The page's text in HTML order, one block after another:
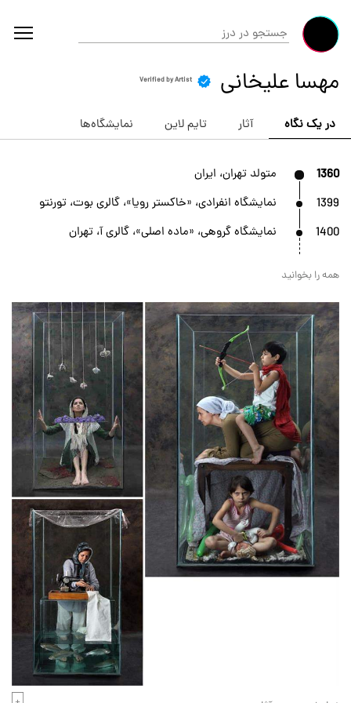
مهسا علیخانی Verified by Artist
در یک نگاه آثار تایم لاین نمایشگاه‌ها
1360 متولد تهران، ایران
1399 نمایشگاه انفرادی، «خاکستر رویا»، گالری بوت، تورنتو
1400 نمایشگاه گروهی، «ماده اصلی»، گالری آ، تهران
همه را بخوانید